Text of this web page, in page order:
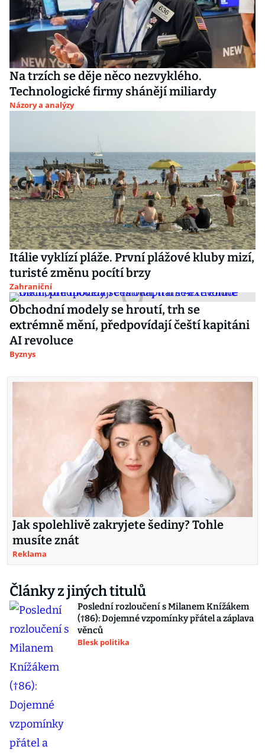
Na trzích se děje něco nezvyklého.
Technologické firmy shánějí miliardy
Názory a analýzy
Itálie vyklízí pláže. První plážové kluby mizí,
turisté změnu pocítí brzy
Zahraniční
Obchodní modely se hroutí, trh se
extrémně mění, předpovídají čeští kapitáni
AI revoluce
Byznys
Jak spolehlivě zakryjete šediny? Tohle
musíte znát
Reklama
Články z jiných titulů
Poslední rozloučení s Milanem Knížákem
(†86): Dojemné vzpomínky přátel a záplava
věnců
Blesk politika